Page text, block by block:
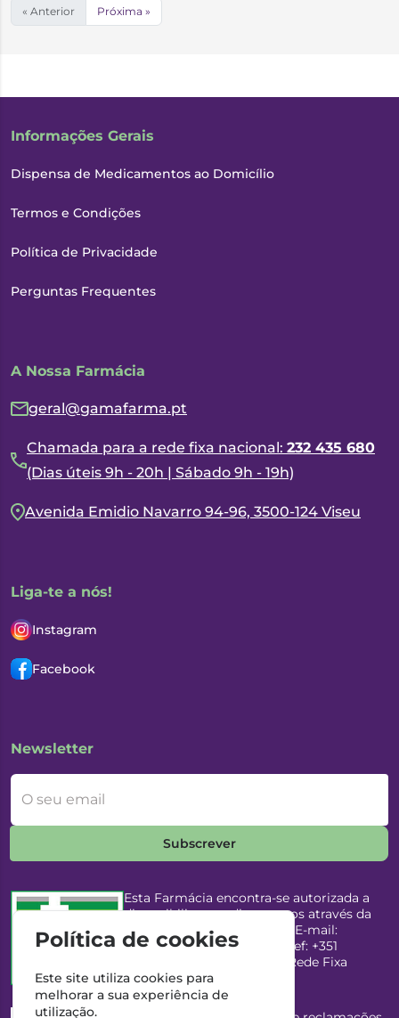
« Anterior Próxima »
Informações Gerais
Dispensa de Medicamentos ao Domicílio
Termos e Condições
Política de Privacidade
Perguntas Frequentes
A Nossa Farmácia
geral@gamafarma.pt
Chamada para a rede fixa nacional: 232 435 680
(Dias úteis 9h - 20h | Sábado 9h - 19h)
Avenida Emidio Navarro 94-96, 3500-124 Viseu
Liga-te a nós!
Instagram
Facebook
Newsletter
O seu email
Subscrever
Esta Farmácia encontra-se autorizada a
disponibilizar medicamentos através da
Internet, pelo Infarmed, I.P. E-mail:
infarmed@infarmed.pt
| Telef: +351
217987100 (Chamada para Rede Fixa
Nacional)
Política de cookies
Este site utiliza cookies para
melhorar a sua experiência de
utilização.